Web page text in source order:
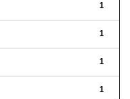
1
1
1
1